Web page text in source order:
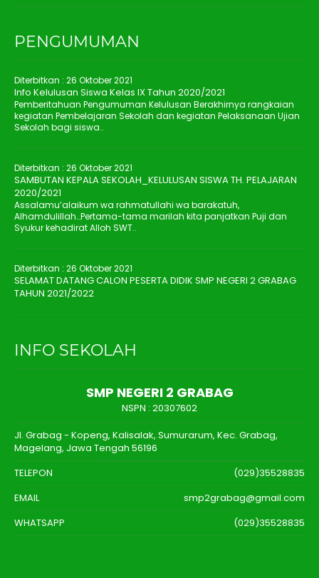
PENGUMUMAN
Diterbitkan : 26 Oktober 2021
Info Kelulusan Siswa Kelas IX Tahun 2020/2021
Pemberitahuan Pengumuman Kelulusan Berakhirnya rangkaian
kegiatan Pembelajaran Sekolah dan kegiatan Pelaksanaan Ujian
Sekolah bagi siswa..
Diterbitkan : 26 Oktober 2021
SAMBUTAN KEPALA SEKOLAH_KELULUSAN SISWA TH. PELAJARAN
2020/2021
Assalamu’alaikum wa rahmatullahi wa barakatuh,
Alhamdulillah…Pertama-tama marilah kita panjatkan Puji dan
Syukur kehadirat Alloh SWT..
Diterbitkan : 26 Oktober 2021
SELAMAT DATANG CALON PESERTA DIDIK SMP NEGERI 2 GRABAG
TAHUN 2021/2022
INFO SEKOLAH
SMP NEGERI 2 GRABAG
NSPN : 20307602
Jl. Grabag - Kopeng, Kalisalak, Sumurarum, Kec. Grabag,
Magelang, Jawa Tengah 56196
TELEPON
(029)35528835
EMAIL
smp2grabag@gmail.com
WHATSAPP
(029)35528835